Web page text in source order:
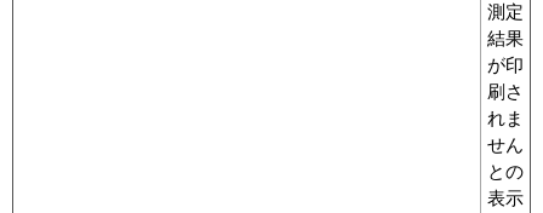
測定
結果
が印
刷さ
れま
せん
との
表示